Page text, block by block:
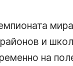
и школ
на